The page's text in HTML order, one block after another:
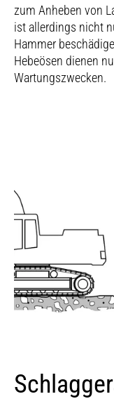
zum Anheben von
ist allerdings nicht
Hammer
Hebeösen dienen
Wartungszwecken.